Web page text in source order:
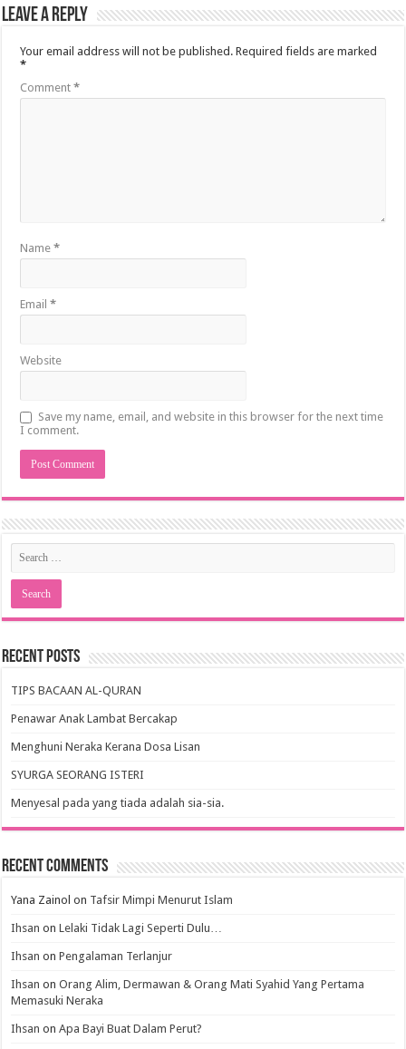
Leave a Reply
Your email address will not be published. Required fields are marked
*
Comment*
Name*
Email*
Website
Save my name, email, and website in this browser for the next time
I comment.
Recent Posts
TIPS BACAAN AL-QURAN
Penawar Anak Lambat Bercakap
Menghuni Neraka Kerana Dosa Lisan
SYURGA SEORANG ISTERI
Menyesal pada yang tiada adalah sia-sia.
Recent Comments
Yana Zainol on Tafsir Mimpi Menurut Islam
Ihsan onLelaki Tidak Lagi Seperti Dulu…
Ihsan onPengalaman Terlanjur
Ihsan onOrang Alim, Dermawan & Orang Mati Syahid Yang Pertama
Memasuki Neraka
Ihsan onApa Bayi Buat Dalam Perut?